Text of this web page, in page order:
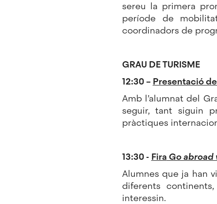
sereu la primera
període de
coordinadors de
GRAU DE TURISME
12:30 – Presentació
Amb l’alumnat del
seguir, tant siguin
pràctiques
13:30 - Fira Go abroad
Alumnes que ja han
diferents
interessin.